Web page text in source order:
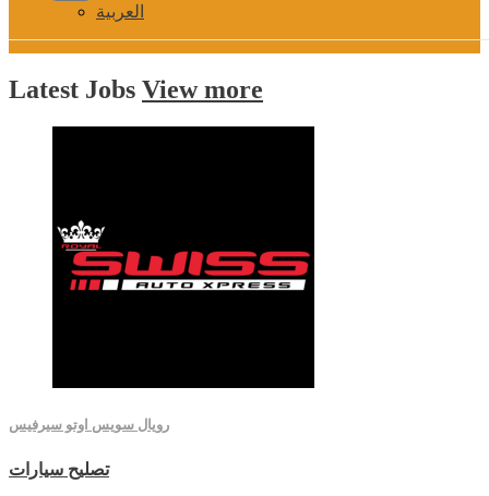
العربية
Latest Jobs View more
رويال سويس اوتو سيرفيس
تصليح سيارات